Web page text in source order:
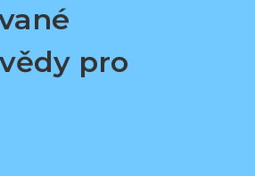
pro